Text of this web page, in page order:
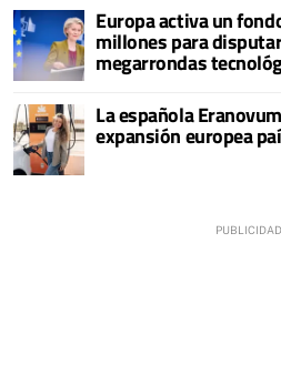
Europa activa un
millones para
megarrondas
La española
expansión europea